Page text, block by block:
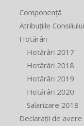
Componență
Atribuțiile Consiliului
Hotărâri
Hotărâri 2017
Hotărâri 2018
Hotărâri 2019
Hotărâri 2020
Salarizare 2018
Declarații de avere